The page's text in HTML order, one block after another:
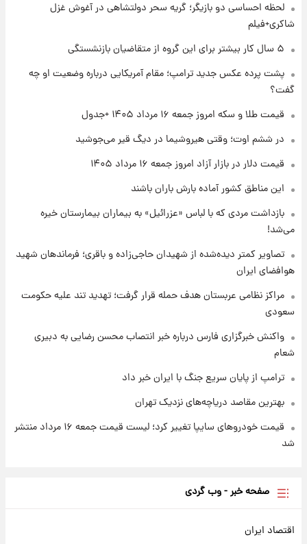
شد؛ تیکدری، محبی و سرگیف با اعداد ویژه
۱ روز پیش
شد+فیلم
۱ روز پیش
امروز پنجشنبه ۱۵ مرداد ۱۴۰۵ +جدول
قیمت طلا و سکه امروز پنجشنبه ۱۵ مرداد ۱۴۰۵
شارژ جدید کالابرگ برای سه دهک؛ جزئیات اعلام
لحظه احساسی دو بازیگر؛ گریه سحر دولتشاهی در آغوش غزل
شاکری+فیلم
۵ سال کار بیشتر برای این گروه از متقاضیان بازنشستگی
پشت پرده عکس جدید ترامپ؛ مقام آمریکایی درباره وضعیت او چه
گفت؟
قیمت طلا و سکه امروز جمعه ۱۶ مرداد ۱۴۰۵ +جدول
در ششم اوت؛ وقتی هیروشیما در دیگ قیر می‌جوشید
قیمت دلار در بازار آزاد امروز جمعه ۱۶ مرداد ۱۴۰۵
این مناطق کشور آماده بارش باران باشند
بازداشت مردی که با لباس «عزرائیل» به بیماران بیمارستان خیره
می‌شد!
تصاویر کمتر دیده‌شده از شهیدان حاجی‌زاده و باقری؛ فرماندهان شهید
هوافضای ایران
مراکز نظامی عربستان هدف حمله قرار گرفت؛ تهدید تند علیه حکومت
سعودی
واکنش خبرگزاری فارس درباره خبر انتصاب محسن رضایی به دبیری
شعام
ترامپ از پایان سریع جنگ با ایران خبر داد
بهترین مقاصد دریاچه‌های نزدیک تهران
قیمت خودروهای سایپا تغییر کرد؛ لیست قیمت جمعه ۱۶ مرداد منتشر
شد
صفحه خبر - وب گردی
اقتصاد ایران